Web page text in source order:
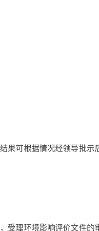
果可根据情况经领导批示
受理环境影响评价文件的